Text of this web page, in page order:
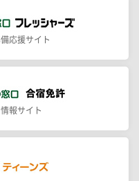
応援サイト
報サイト